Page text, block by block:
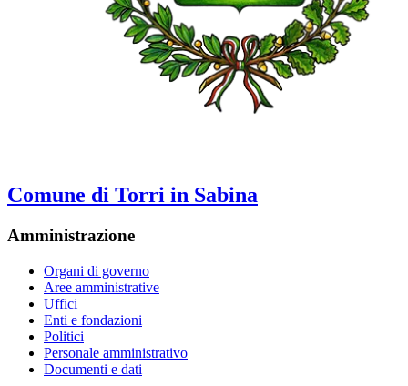
Comune di Torri in Sabina
Amministrazione
Organi di governo
Aree amministrative
Uffici
Enti e fondazioni
Politici
Personale amministrativo
Documenti e dati